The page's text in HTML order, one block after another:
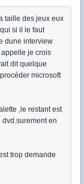
taille des jeux eux
si il le faut
dune interview
je crois
dit quelque
microsoft
,le restant est
en
trop demande